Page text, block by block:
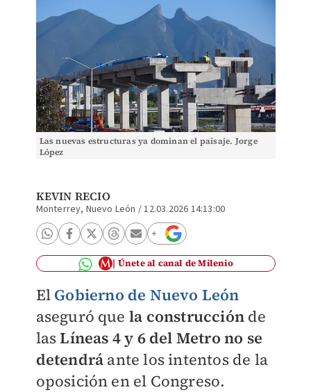
Las nuevas estructuras ya dominan el paisaje. Jorge
López
KEVIN RECIO
Monterrey, Nuevo León /12.03.2026 14:13:00
Únete al canal de Milenio
El Gobierno de Nuevo León
aseguró que la construcciónde
lasLíneas 4 y 6 del Metro no se
detendrá ante los intentos de la
oposición en el Congreso.